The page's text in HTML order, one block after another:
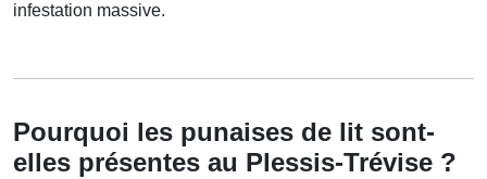
infestation massive.
Pourquoi les punaises de lit sont-
elles présentes au Plessis-Trévise ?